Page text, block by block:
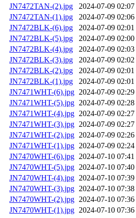
JN7472TAN-(2).jpg
2024-07-09 02:07
JN7472TAN-(1).jpg
2024-07-09 02:06
JN7472BLK-(6).jpg
2024-07-09 02:01
JN7472BLK-(5).jpg
2024-07-09 02:00
JN7472BLK-(4).jpg
2024-07-09 02:03
JN7472BLK-(3).jpg
2024-07-09 02:02
JN7472BLK-(2).jpg
2024-07-09 02:01
JN7472BLK-(1).jpg
2024-07-09 02:01
JN7471WHT-(6).jpg 2024-07-09 02:29
JN7471WHT-(5).jpg 2024-07-09 02:28
JN7471WHT-(4).jpg 2024-07-09 02:27
JN7471WHT-(3).jpg 2024-07-09 02:27
JN7471WHT-(2).jpg 2024-07-09 02:26
JN7471WHT-(1).jpg 2024-07-09 02:24
JN7470WHT-(6).jpg 2024-07-10 07:41
JN7470WHT-(5).jpg 2024-07-10 07:40
JN7470WHT-(4).jpg 2024-07-10 07:39
JN7470WHT-(3).jpg 2024-07-10 07:38
JN7470WHT-(2).jpg 2024-07-10 07:36
JN7470WHT-(1).jpg 2024-07-10 07:36